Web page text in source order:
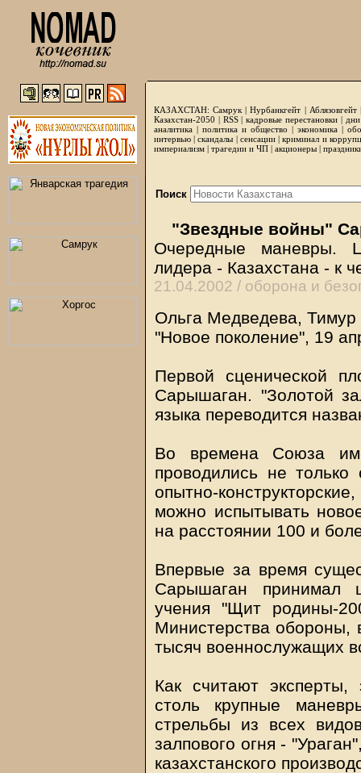
КАЗАХСТАН: Самрук |Нурбанкгейт | Аблязовгейт
Казахстан-2050 | RSS|кадровые перестановки|
аналитика | политика и общество | экономика |
интервью |скандалы | сенсации|криминал и
империализм | трагедии и ЧП | акционеры |
Поиск
"Звездные войны"
Очередные маневры.
лидера - Казахстана - к
21.04.2002 / оборона и
Ольга Медведева,
"Новое поколение", 19
Первой сценической
Сарышаган. "Золотой
языка переводится
Во времена Союза
проводились не только
опытно-
можно испытывать
на расстоянии 100 и
Впервые за время
Сарышаган принимал
учения "Щит родины-
Министерства обороны,
тысяч военнослужащих
Как считают
столь крупные
стрельбы из всех
залпового огня -
казахстанского